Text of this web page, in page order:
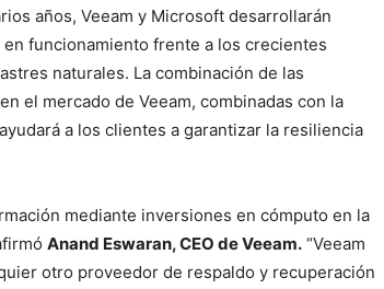
años, Veeam y Microsoft desarrollarán
funcionamiento frente a los crecientes
naturales. La combinación de las
el mercado de Veeam, combinadas con la
a los clientes a garantizar la resiliencia
mediante inversiones en cómputo en la
Anand Eswaran, CEO de Veeam. “Veeam
otro proveedor de respaldo y recuperación